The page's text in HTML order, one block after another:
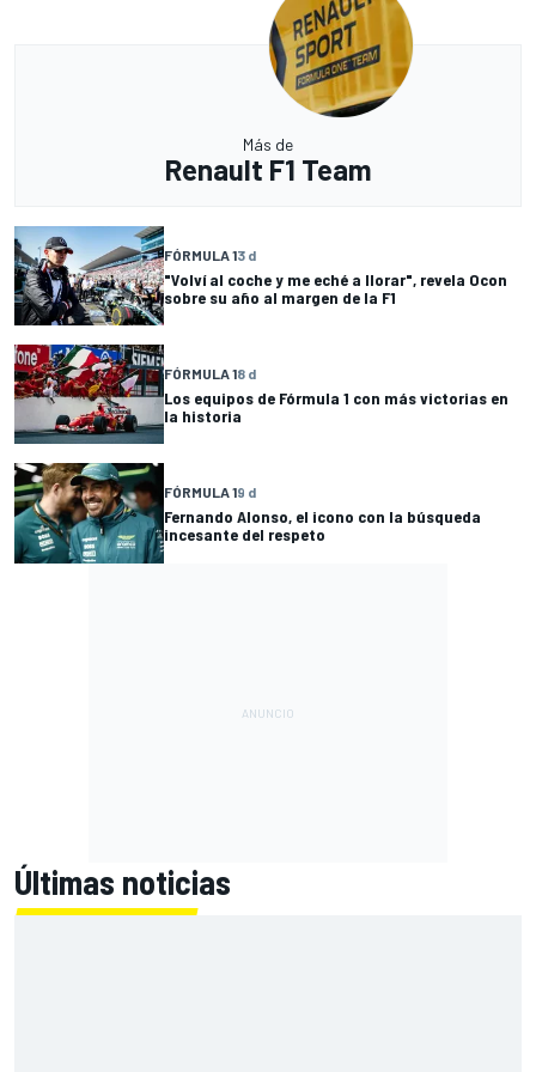
Más de
Renault F1 Team
FÓRMULA 13 d
"Volví al coche y me eché a llorar", revela Ocon
sobre su año al margen de la F1
FÓRMULA 18 d
Los equipos de Fórmula 1 con más victorias en
la historia
FÓRMULA 19 d
Fernando Alonso, el icono con la búsqueda
incesante del respeto
Últimas noticias